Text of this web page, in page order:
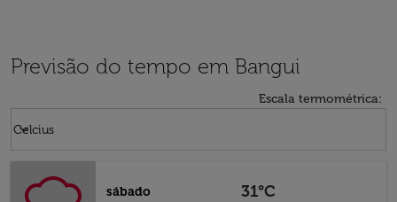
Previsão do tempo em Bangui
Escala termométrica:
Celcius
keyboard_arrow_down
sábado
31°C